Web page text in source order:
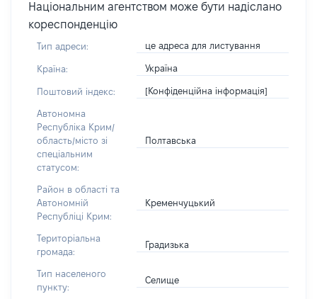
Національним агентством може бути надіслано
кореспонденцію
Тип адреси: це адреса для листування
Країна: Україна
Поштовий індекс: [Конфіденційна інформація]
Автономна
Республіка Крим/
область/місто зі
спеціальним
статусом:
Полтавська
Район в області та
Автономній
Республіці Крим:
Кременчуцький
Територіальна
громада:
Градизька
Тип населеного
пункту:
Селище